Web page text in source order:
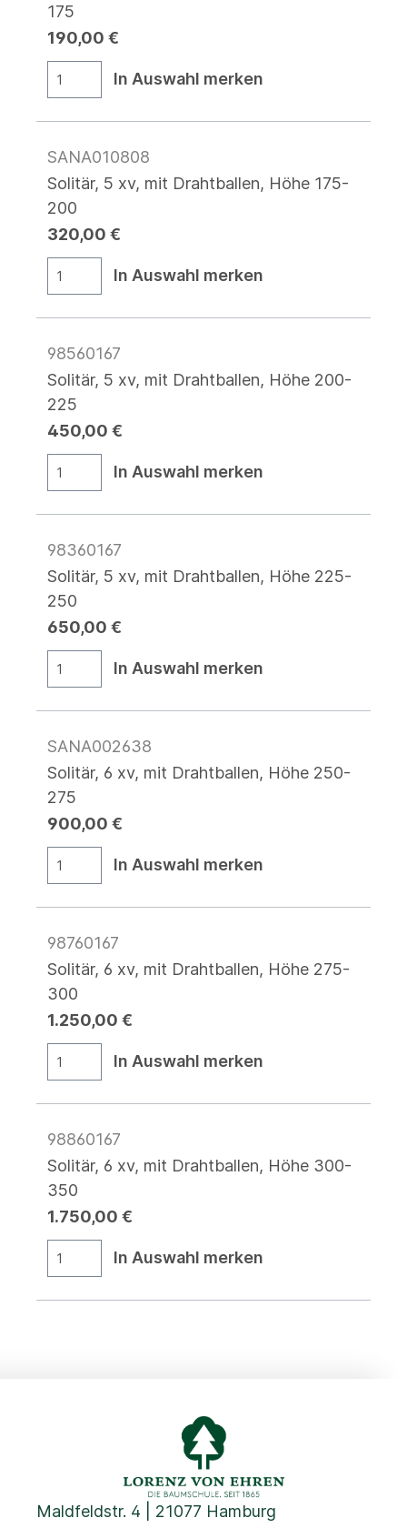
175
190,00 €
In Auswahl merken
SANA010808
Solitär, 5 xv, mit Drahtballen, Höhe 175-
200
320,00 €
In Auswahl merken
98560167
Solitär, 5 xv, mit Drahtballen, Höhe 200-
225
450,00 €
In Auswahl merken
98360167
Solitär, 5 xv, mit Drahtballen, Höhe 225-
250
650,00 €
In Auswahl merken
SANA002638
Solitär, 6 xv, mit Drahtballen, Höhe 250-
275
900,00 €
In Auswahl merken
98760167
Solitär, 6 xv, mit Drahtballen, Höhe 275-
300
1.250,00 €
In Auswahl merken
98860167
Solitär, 6 xv, mit Drahtballen, Höhe 300-
350
1.750,00 €
In Auswahl merken
Maldfeldstr. 4 | 21077 Hamburg